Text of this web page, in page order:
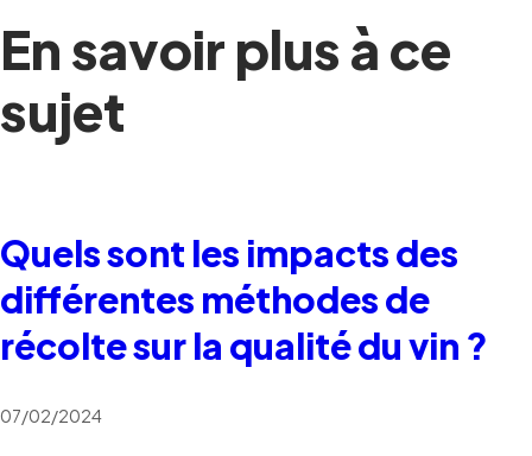
En savoir plus à ce
sujet
Quels sont les impacts des
différentes méthodes de
récolte sur la qualité du vin ?
07/02/2024